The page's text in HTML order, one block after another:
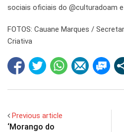
sociais oficiais do @culturadoam
FOTOS: Cauane Marques /
Criativa
Previous article
‘Morango do